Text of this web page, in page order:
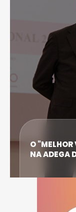
O "MELHOR
NA ADEGA